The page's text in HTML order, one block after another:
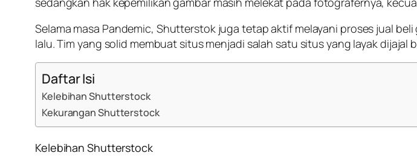
Selama masa Pandemic, Shutterstok juga tetap aktif melayani proses jual
lalu. Tim yang solid membuat situs menjadi salah satu situs yang layak dijajal
Daftar Isi
Kelebihan Shutterstock
Kekurangan Shutterstock
Kelebihan Shutterstock